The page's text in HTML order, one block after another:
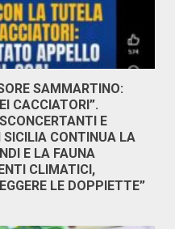
SAMMARTINO:
CACCIATORI”.
E
SICILIA CONTINUA LA
E LA FAUNA
CLIMATICI,
LE DOPPIETTE”